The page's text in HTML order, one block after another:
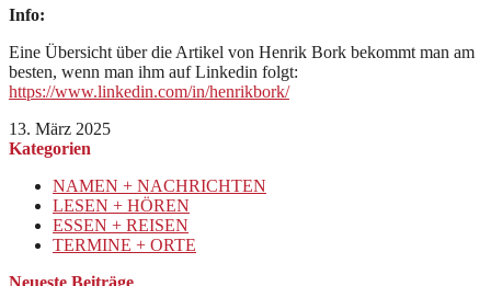
Info:
Eine Übersicht über die Artikel von Henrik Bork bekommt man am
besten, wenn man ihm auf Linkedin folgt:
https://www.linkedin.com/in/henrikbork/
13. März 2025
Kategorien
NAMEN + NACHRICHTEN
LESEN + HÖREN
ESSEN + REISEN
TERMINE + ORTE
Neueste Beiträge